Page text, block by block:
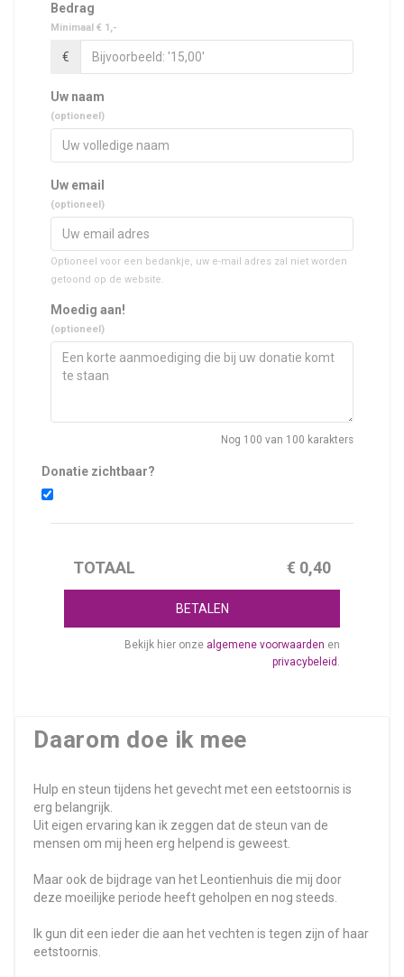
Bedrag
Minimaal € 1,-
€
Uw naam
(optioneel)
Uw email
(optioneel)
Optioneel voor een bedankje, uw e-mail adres zal niet worden
getoond op de website.
Moedig aan!
(optioneel)
Nog 100 van 100 karakters
Donatie zichtbaar?
TOTAAL € 0,40
BETALEN
Bekijk hier onze algemene voorwaarden en
privacybeleid .
Daarom doe ik mee
Hulp en steun tijdens het gevecht met een eetstoornis is
erg belangrijk.
Uit eigen ervaring kan ik zeggen dat de steun van de
mensen om mij heen erg helpend is geweest.
Maar ook de bijdrage van het Leontienhuis die mij door
deze moeilijke periode heeft geholpen en nog steeds.
Ik gun dit een ieder die aan het vechten is tegen zijn of haar
eetstoornis.